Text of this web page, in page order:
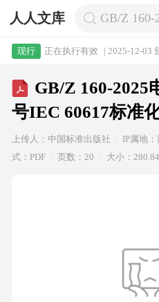
人人文库 GB/Z
现行 正在执行有效 | 2025-12-03
GB/Z 160-2025
号IEC 60617标准
上传人：中国标准出版社 IP属地：
式：PDF
页数：20 大小：